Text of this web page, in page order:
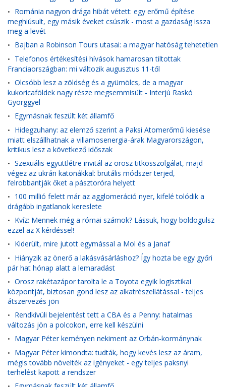
• Románia nagyon drága hibát vétett: egy erőmű építése
meghiúsult, egy másik éveket csúszik - most a gazdaság issza
meg a levét
• Bajban a Robinson Tours utasai: a magyar hatóság tehetetlen
• Telefonos értékesítési hívások hamarosan tiltottak
Franciaországban: mi változik augusztus 11-től
• Olcsóbb lesz a zöldség és a gyümölcs, de a magyar
kukoricaföldek nagy része megsemmisült - Interjú Raskó
Györggyel
• Egymásnak feszült két államfő
• Hidegzuhany: az elemző szerint a Paksi Atomerőmű kiesése
miatt elszállhatnak a villamosenergia-árak Magyarországon,
kritikus lesz a következő időszak
• Szexuális együttlétre invitál az orosz titkosszolgálat, majd
végez az ukrán katonákkal: brutális módszer terjed,
felrobbantják őket a pásztoróra helyett
• 100 millió felett már az agglomeráció nyer, kifelé tolódik a
drágább ingatlanok kereslete
• Kvíz: Mennek még a római számok? Lássuk, hogy boldogulsz
ezzel az X kérdéssel!
• Kiderült, mire jutott egymással a Mol és a Janaf
• Hiányzik az önerő a lakásvásárláshoz? Így hozta be egy győri
pár hat hónap alatt a lemaradást
• Orosz rakétazápor tarolta le a Toyota egyik logisztikai
központját, biztosan gond lesz az alkatrészellátással - teljes
átszervezés jön
• Rendkívüli bejelentést tett a CBA és a Penny: hatalmas
változás jön a polcokon, erre kell készülni
• Magyar Péter keményen nekiment az Orbán-kormánynak
• Magyar Péter kimondta: tudták, hogy kevés lesz az áram,
mégis tovább növelték az igényeket - egy teljes paksnyi
terhelést kapott a rendszer